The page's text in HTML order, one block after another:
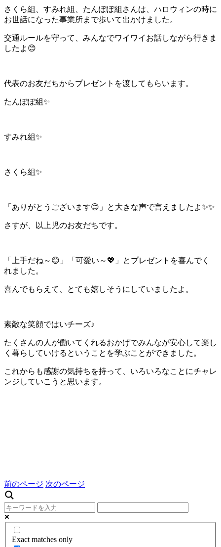
さくら組、すみれ組、たんぽぽ組さんは、ハロウィンの時に
お世話になった事業所まで歩いて出かけました。
交通ルールを守って、みんなでワイワイお話しながら行きま
したよ😊
代表のお友だちからプレゼントを渡してもらいます。
たんぽぽ組✨
すみれ組✨
さくら組✨
「ありがとうございます😊」と大きな声で言えましたよ✨✨
さすが、以上児のお友だちです。
「上手だね～😊」「可愛い～💖」とプレゼントを喜んでく
れました。
喜んでもらえて、とても嬉しそうにしていましたよ。
素敵な笑顔ではいチーズ♪
たくさんの人が働いてくれるおかげでみんなが安心して楽し
く暮らしていけるということを学ぶことができました。
これからも感謝の気持ちを持って、いろいろなことにチャレ
ンジしていこうと思います。
前のページ 次のページ
Exact matches only